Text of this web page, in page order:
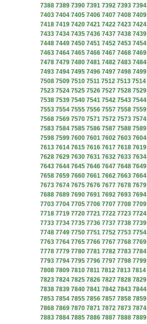
7388 7389 7390 7391 7392 7393 7394
7403 7404 7405 7406 7407 7408 7409
7418 7419 7420 7421 7422 7423 7424
7433 7434 7435 7436 7437 7438 7439
7448 7449 7450 7451 7452 7453 7454
7463 7464 7465 7466 7467 7468 7469
7478 7479 7480 7481 7482 7483 7484
7493 7494 7495 7496 7497 7498 7499
7508 7509 7510 7511 7512 7513 7514
7523 7524 7525 7526 7527 7528 7529
7538 7539 7540 7541 7542 7543 7544
7553 7554 7555 7556 7557 7558 7559
7568 7569 7570 7571 7572 7573 7574
7583 7584 7585 7586 7587 7588 7589
7598 7599 7600 7601 7602 7603 7604
7613 7614 7615 7616 7617 7618 7619
7628 7629 7630 7631 7632 7633 7634
7643 7644 7645 7646 7647 7648 7649
7658 7659 7660 7661 7662 7663 7664
7673 7674 7675 7676 7677 7678 7679
7688 7689 7690 7691 7692 7693 7694
7703 7704 7705 7706 7707 7708 7709
7718 7719 7720 7721 7722 7723 7724
7733 7734 7735 7736 7737 7738 7739
7748 7749 7750 7751 7752 7753 7754
7763 7764 7765 7766 7767 7768 7769
7778 7779 7780 7781 7782 7783 7784
7793 7794 7795 7796 7797 7798 7799
7808 7809 7810 7811 7812 7813 7814
7823 7824 7825 7826 7827 7828 7829
7838 7839 7840 7841 7842 7843 7844
7853 7854 7855 7856 7857 7858 7859
7868 7869 7870 7871 7872 7873 7874
7883 7884 7885 7886 7887 7888 7889